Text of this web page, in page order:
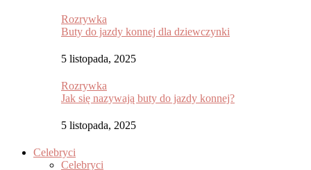
Rozrywka
Buty do jazdy konnej dla dziewczynki
5 listopada, 2025
Rozrywka
Jak się nazywają buty do jazdy konnej?
5 listopada, 2025
Celebryci
Celebryci